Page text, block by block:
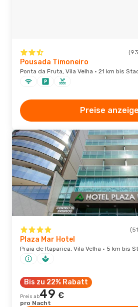
Pousada Timoneiro
Ponta da Fruta, Vila Velha · 21 km bis
Preise
Plaza Mar Hotel
Praia de Itaparica, Vila Velha · 5 km bis
Bis zu 22% Rabatt
Preis ab49 €
pro Nacht